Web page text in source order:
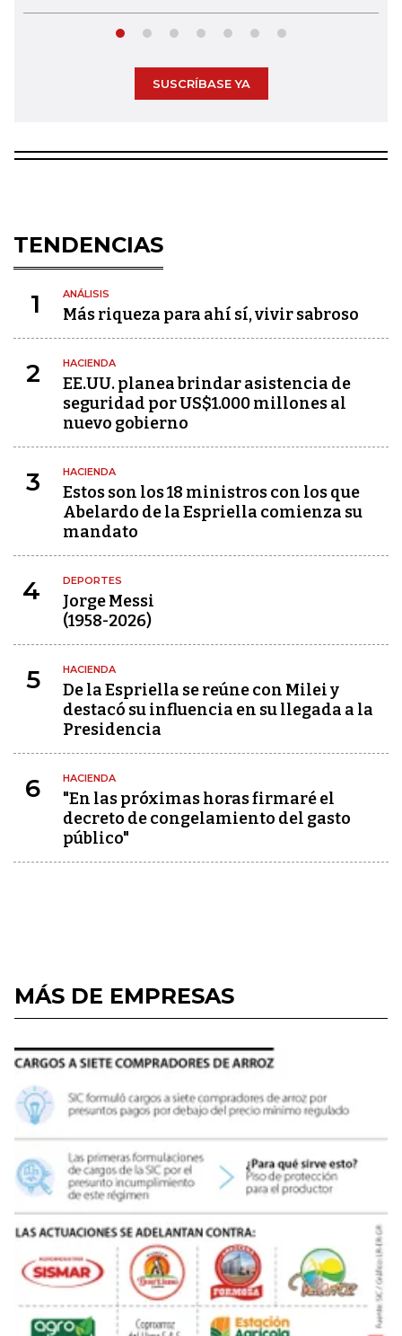
SUSCRÍBASE YA
TENDENCIAS
1 ANÁLISIS
Más riqueza para ahí sí, vivir sabroso
2 HACIENDA
EE.UU. planea brindar asistencia de
seguridad por US$1.000 millones al
nuevo gobierno
3 HACIENDA
Estos son los 18 ministros con los que
Abelardo de la Espriella comienza su
mandato
4 DEPORTES
Jorge Messi
(1958-2026)
5 HACIENDA
De la Espriella se reúne con Milei y
destacó su influencia en su llegada a la
Presidencia
6 HACIENDA
"En las próximas horas firmaré el
decreto de congelamiento del gasto
público"
MÁS DE EMPRESAS